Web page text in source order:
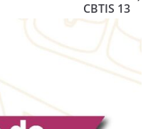
CBTIS 13